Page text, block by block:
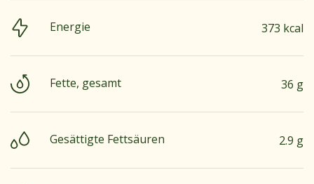
Energie 373 kcal
Fette, gesamt 36 g
Gesättigte Fettsäuren 2.9 g